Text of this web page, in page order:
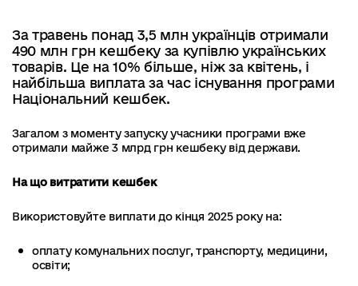
За травень понад 3,5 млн українців отримали
490 млн грн кешбеку за купівлю українських
товарів. Це на 10% більше, ніж за квітень, і
найбільша виплата за час існування програми
Національний кешбек.
Загалом з моменту запуску учасники програми вже
отримали майже 3 млрд грн кешбеку від держави.
На що витратити кешбек
Використовуйте виплати до кінця 2025 року на:
оплату комунальних послуг, транспорту, медицини,
освіти;